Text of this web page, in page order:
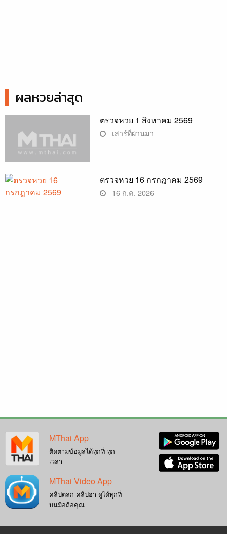
ผลหวยล่าสุด
ตรวจหวย 1 สิงหาคม 2569
เสาร์ที่ผ่านมา
ตรวจหวย 16 กรกฎาคม 2569
16 ก.ค. 2026
MThai App
ติดตามข้อมูลได้ทุกที่ ทุก
เวลา
MThai Video App
คลิปตลก คลิปฮา ดูได้ทุกที่
บนมือถือคุณ